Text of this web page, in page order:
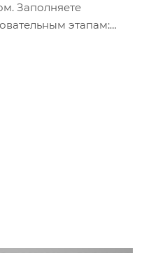
Заполняете
этапам: